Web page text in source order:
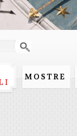
MOSTRE